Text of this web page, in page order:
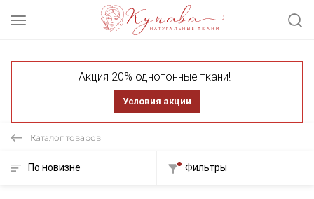
Акция 20% однотонные ткани!
Условия акции
Каталог товаров
По новизне Фильтры